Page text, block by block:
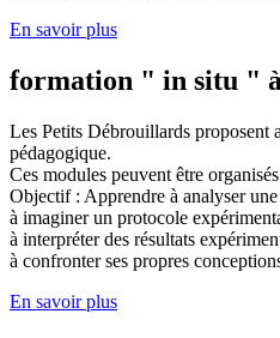
En savoir plus
formation " in situ "
Les Petits Débrouillards proposent
pédagogique.
Ces modules peuvent être
Objectif : Apprendre à analyser
à imaginer un protocole
à interpréter des résultats
à confronter ses propres
En savoir plus